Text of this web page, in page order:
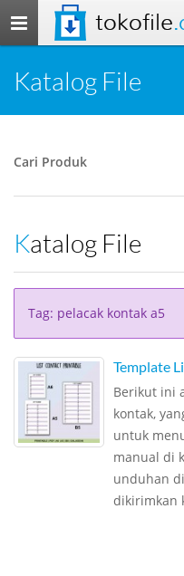
Toggle
navigation
tokofile
Katalog File
Cari Produk
Katalog File
Tag: pelacak kontak a5
Template
Berikut ini
kontak,
untuk
manual di
unduhan
dikirimkan